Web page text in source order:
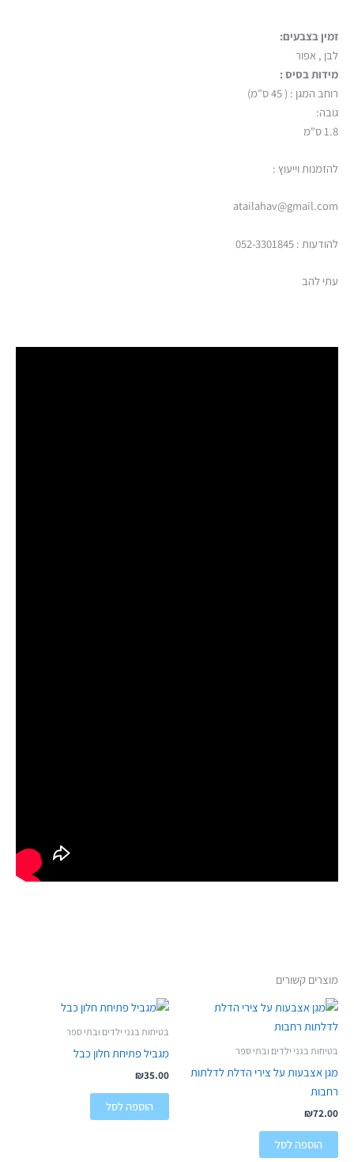
זמין בצבעים:
לבן , אפור
מידות בסיס :
רוחב המגן : ( 45 ס"מ)
גובה:
1.8 ס"מ
להזמנות וייעוץ :
atailahav@gmail.com
להודעות : 052-3301845
עתי להב
מוצרים קשורים
בטיחות בגני ילדים ובתי ספר
מגן אצבעות על צירי הדלת לדלתות
רחבות
₪72.00
הוספה לסל
בטיחות בגני ילדים ובתי ספר
מגביל פתיחת חלון כבל
₪35.00
הוספה לסל